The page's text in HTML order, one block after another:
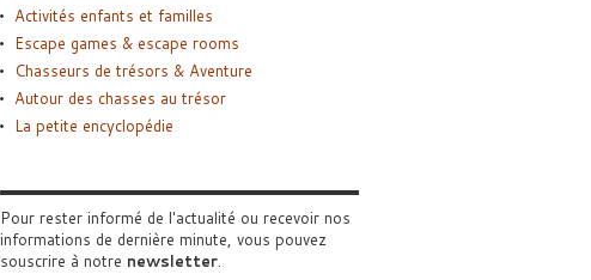
Activités enfants et familles
Escape games & escape rooms
Chasseurs de trésors & Aventure
Autour des chasses au trésor
La petite encyclopédie
Pour rester informé de l'actualité ou recevoir nos
informations de dernière minute, vous pouvez
souscrire à notre newsletter.